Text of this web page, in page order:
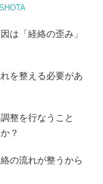
は「経絡の歪み」
を整える必要があ
整を行なうこと
？
の流れが整うから